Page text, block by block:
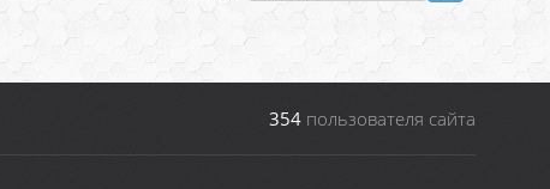
354 пользователя сайта